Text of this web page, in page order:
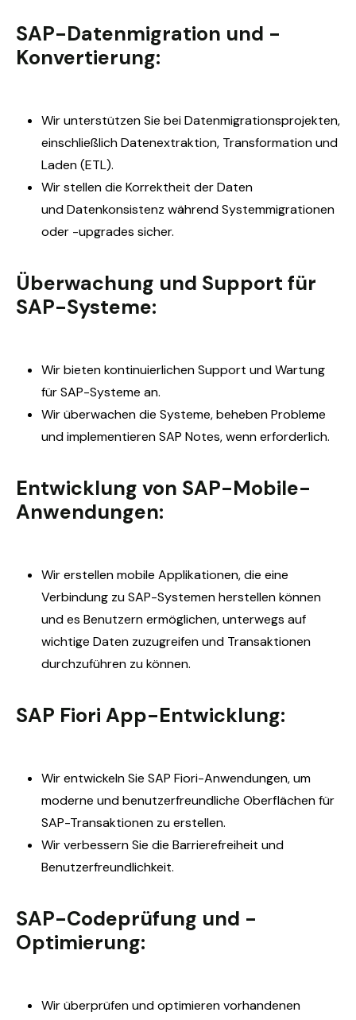
SAP-Datenmigration und -
Konvertierung:
Wir unterstützen Sie bei Datenmigrationsprojekten,
einschließlich Datenextraktion, Transformation und
Laden (ETL).
Wirstellen die Korrektheit der Daten
und Datenkonsistenz während Systemmigrationen
oder -upgrades sicher.
Überwachung und Support für
SAP-Systeme:
Wir bieten kontinuierlichen Support und Wartung
für SAP-Systeme an.
Wirüberwachen die Systeme, beheben Probleme
und implementieren SAP Notes, wenn erforderlich.
Entwicklung von SAP-Mobile-
Anwendungen:
Wir erstellen mobile Applikationen, die eine
Verbindung zu SAP-Systemen herstellen können
und es Benutzern ermöglichen, unterwegs auf
wichtige Daten zuzugreifen und Transaktionen
durchzuführen zu können.
SAP Fiori App-Entwicklung:
Wir entwickeln Sie SAP Fiori-Anwendungen, um
moderne und benutzerfreundliche Oberflächen für
SAP-Transaktionen zu erstellen.
Wir verbessern Sie die Barrierefreiheit und
Benutzerfreundlichkeit.
SAP-Codeprüfung und -
Optimierung:
Wir überprüfen und optimieren vorhandenen